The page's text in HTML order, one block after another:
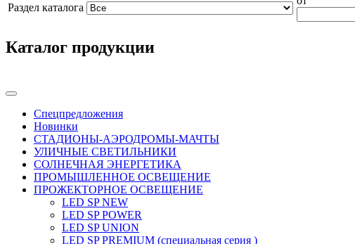
Раздел каталога
Каталог продукции
Спецпредложения
Новинки
СТАДИОНЫ-АЭРОДРОМЫ-МАЧТЫ
УЛИЧНЫЕ СВЕТИЛЬНИКИ
СОЛНЕЧНАЯ ЭНЕРГЕТИКА
ПРОМЫШЛЕННОЕ ОСВЕЩЕНИЕ
ПРОЖЕКТОРНОЕ ОСВЕЩЕНИЕ
LED SP NEW
LED SP POWER
LED SP UNION
LED SP PREMIUM (cпециальная серия )